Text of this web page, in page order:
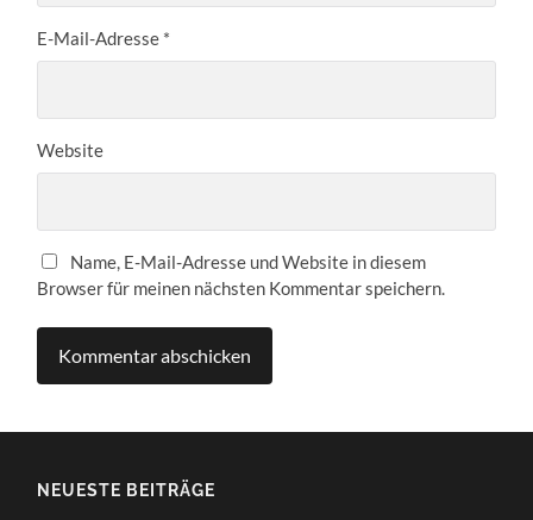
E-Mail-Adresse *
Website
Name, E-Mail-Adresse und Website in diesem
Browser für meinen nächsten Kommentar speichern.
NEUESTE BEITRÄGE